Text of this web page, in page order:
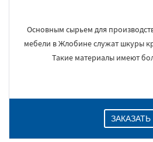
Основным сырьем для
мебели в Жлобине служат шкуры
Такие материалы имеют
ЗАКАЗАТЬ